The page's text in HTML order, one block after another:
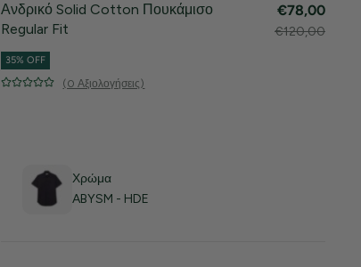
Ανδρικό Solid Cotton Πουκάμισο
Regular Fit
€78,00
€120,00
35% OFF
(0 Αξιολογήσεις)
Χρώμα
ABYSM - HDE